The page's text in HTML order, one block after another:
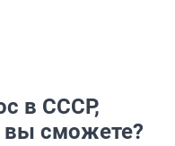
в СССР,
вы сможете?